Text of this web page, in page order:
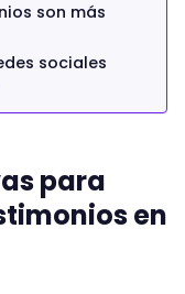
son más
sociales
para
en